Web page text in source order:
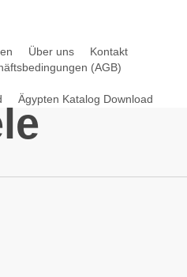
Über uns
Kontakt
(AGB)
Ägypten Katalog Download